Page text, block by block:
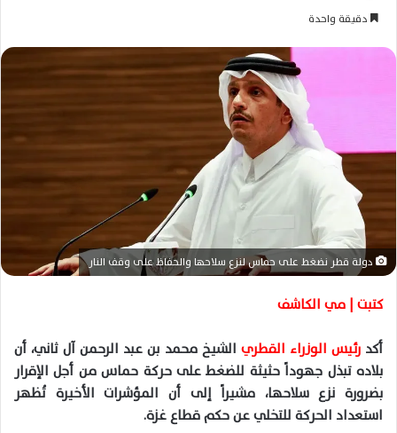
ب
ر
ي
د
ا
ك
ت
ر
ن
ا
دقيقة واحدة
دولة قطر نضغط على حماس لنزع سلاحها والحفاظ على وقف النار
كتبت | مي الكاشف
أكدرئيس الوزراء القطري الشيخ محمد بن عبد الرحمن آل ثاني، أن
بلاده تبذل جهوداً حثيثة للضغط على حركة حماس من أجل الإقرار
بضرورة نزع سلاحها، مشيراً إلى أن المؤشرات الأخيرة تُظهر
استعداد الحركة للتخلي عن حكم قطاع غزة.